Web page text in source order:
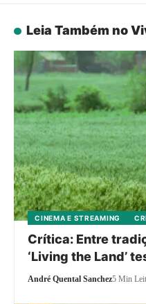
Leia Também no
CINEMA E STREAMING
Crítica: Entre
‘Living the Land’
André Quental Sanchez5 Min